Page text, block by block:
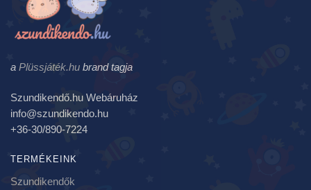
a Plüssjáték.hu brand tagja
Szundikendő.hu Webáruház
info@szundikendo.hu
+36-30/890-7224
TERMÉKEINK
Szundikendők